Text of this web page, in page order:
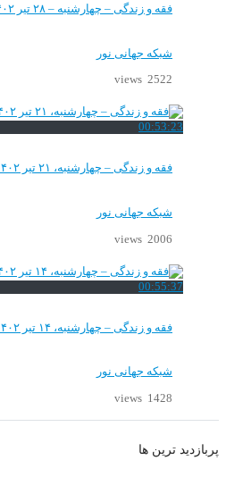
فقه و زندگی – چهارشنبه – ۲۸ تیر ۱۴۰۲
شبکه جهانی نور
2522 views
00:53:23
فقه و زندگی – چهارشنبه، ۲۱ تیر ۱۴۰۲
شبکه جهانی نور
2006 views
00:55:37
فقه و زندگی – چهارشنبه، ۱۴ تیر ۱۴۰۲
شبکه جهانی نور
1428 views
پربازدید ترین ها